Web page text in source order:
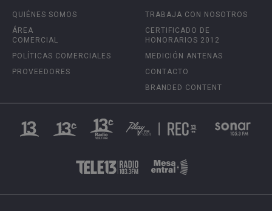
QUIÉNES SOMOS
ÁREA
COMERCIAL
POLÍTICAS COMERCIALES
PROVEEDORES
TRABAJA CON NOSOTROS
CERTIFICADO DE
HONORARIOS 2012
MEDICIÓN ANTENAS
CONTACTO
BRANDED CONTENT